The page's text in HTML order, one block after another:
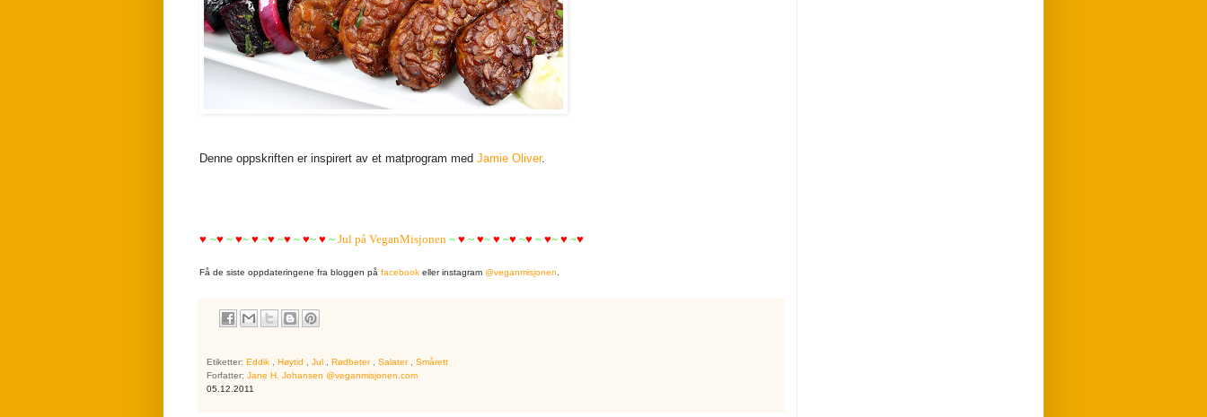
Denne oppskriften er inspirert av et matprogram med Jamie Oliver.
♥ ~♥ ~ ♥~ ♥ ~♥ ~♥ ~ ♥~ ♥ ~ Jul på VeganMisjonen ~ ♥ ~ ♥~ ♥ ~♥ ~♥ ~ ♥~ ♥ ~♥
Få de siste oppdateringene fra bloggen på facebook eller instagram @veganmisjonen.
Etiketter: Eddik Høytid Jul Rødbeter Salater
Smårett
Forfatter: Jane H. Johansen @veganmisjonen.com
05.12.2011